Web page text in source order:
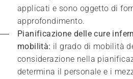
applicati e sono oggetto di
approfondimento.
Pianificazione delle cure
mobilità: il grado di mobilità
considerazione nella
determina il personale e i